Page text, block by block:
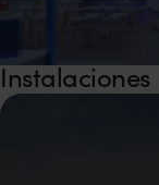
Instalaciones